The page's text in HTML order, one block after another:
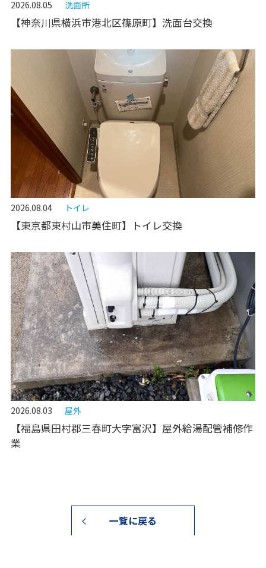
2026.08.05 洗面所
【神奈川県横浜市港北区篠原町】洗面台交換
2026.08.04 トイレ
【東京都東村山市美住町】トイレ交換
2026.08.03 屋外
【福島県田村郡三春町大字富沢】屋外給湯配管補修作
業
一覧に戻る